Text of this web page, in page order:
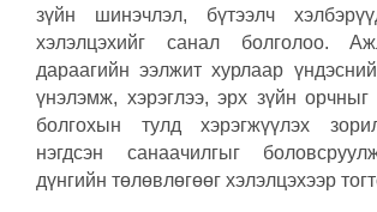
зүйн шинэчлэл, бүтээлч
хэлэлцэхийг санал болголоо.
дараагийн ээлжит хурлаар
үнэлэмж, хэрэглээ, эрх зүйн орчныг
болгохын тулд хэрэгжүүлэх
нэгдсэн санаачилгыг
дүнгийн төлөвлөгөөг хэлэлцэхээр